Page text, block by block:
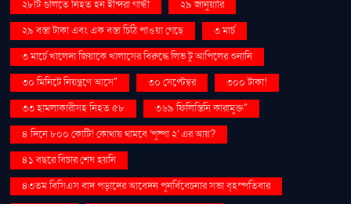
২৮টি গুলিতে নিহত হন ইন্দিরা গান্ধী
২৯ জানুয়ারি
২৯ বস্তা টাকা এবং এক বস্তা চিঠি পাওয়া গেছে
৩ মার্চ
৩ মার্চে খালেদা জিয়াকে খালাসের বিরুদ্ধে লিভ টু আপিলের শুনানি
৩০ মিনিটে নিয়ন্ত্রণে আসে"
৩০ সেপ্টেম্বর
৩০০ টাকা!
৩৩ হামলাকারীসহ নিহত ৫৮
৩৬৯ ফিলিস্তিনি কারামুক্ত"
৪ দিনে ৮০০ কোটি! কোথায় থামবে 'পুষ্পা ২' এর আয়?
৪১ বছরে বিচার শেষ হয়নি
৪৩তম বিসিএস বাদ পড়াদের আবেদন পুনর্বিবেচনার সভা বৃহস্পতিবার